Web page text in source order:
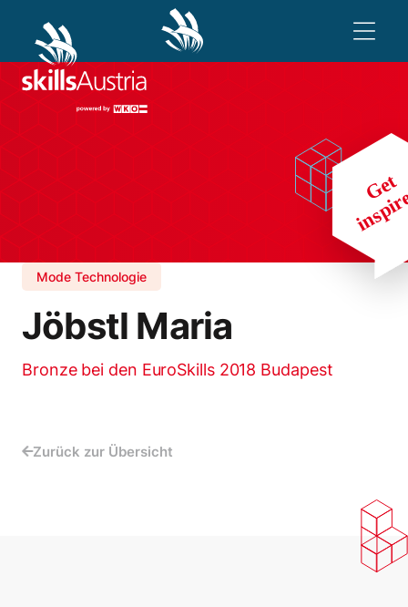
Mode Technologie
Jöbstl Maria
Bronze bei den EuroSkills 2018 Budapest
Zurück zur Übersicht